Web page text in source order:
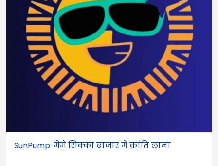
SunPump: मेमे सिक्का बाजार में क्रांति लाना